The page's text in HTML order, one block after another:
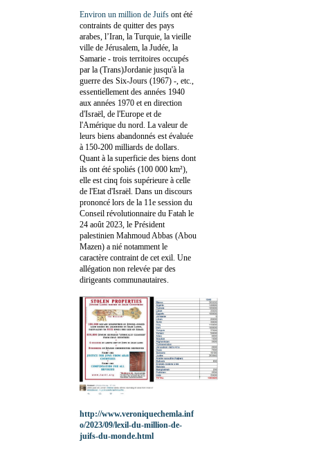
Environ un million de Juifs ont été
contraints de quitter des pays
arabes, l’Iran, la Turquie, la vieille
ville de Jérusalem, la Judée, la
Samarie - trois territoires occupés
par la (Trans)Jordanie jusqu'à la
guerre des Six-Jours (1967) -, etc.,
essentiellement des années 1940
aux années 1970 et en direction
d'Israël, de l'Europe et de
l'Amérique du nord. La valeur de
leurs biens abandonnés est évaluée
à 150-200 milliards de dollars.
Quant à la superficie des biens dont
ils ont été spoliés (100 000 km²),
elle est cinq fois supérieure à celle
de l'Etat d'Israël. Dans un discours
prononcé lors de la 11e session du
Conseil révolutionnaire du Fatah le
24 août 2023, le Président
palestinien Mahmoud Abbas (Abou
Mazen) a nié notamment le
caractère contraint de cet exil. Une
allégation non relevée par des
dirigeants communautaires.
http://www.veroniquechemla.inf
o/2023/09/lexil-du-million-de-
juifs-du-monde.html